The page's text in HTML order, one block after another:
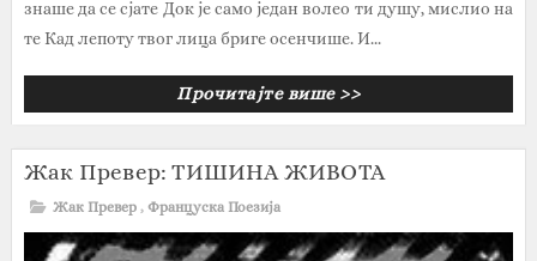
знаше да се сјате Док је само један волео ти душу, мислио на
те Кад лепоту твог лица бриге осенчише. И...
Прочитајте више >>
Жак Превер: ТИШИНА ЖИВОТА
Жак Превер , Француска Поезија